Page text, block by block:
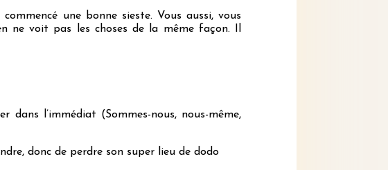
une bonne sieste. Vous aussi, vous
ne voit pas les choses de la même façon. Il
l’immédiat (Sommes-nous, nous-même,
donc de perdre son super lieu de dodo